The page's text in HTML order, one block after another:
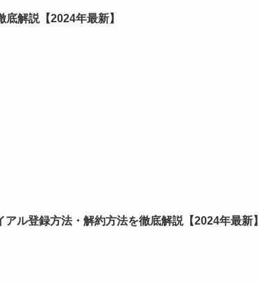
解説【2024年最新】
ル登録方法・解約方法を徹底解説【2024年最新】